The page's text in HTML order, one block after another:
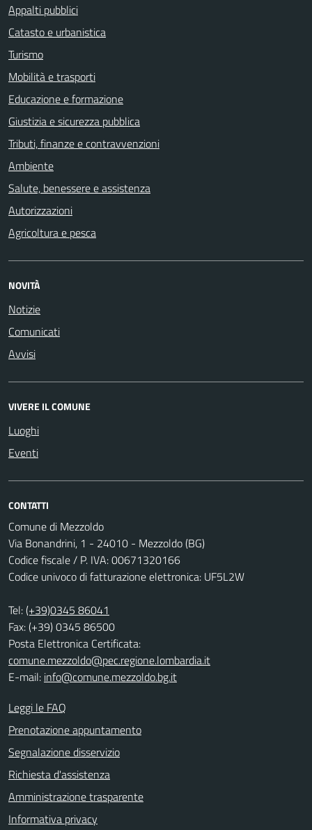
Appalti pubblici
Catasto e urbanistica
Turismo
Mobilità e trasporti
Educazione e formazione
Giustizia e sicurezza pubblica
Tributi, finanze e contravvenzioni
Ambiente
Salute, benessere e assistenza
Autorizzazioni
Agricoltura e pesca
NOVITÀ
Notizie
Comunicati
Avvisi
VIVERE IL COMUNE
Luoghi
Eventi
CONTATTI
Comune di Mezzoldo
Via Bonandrini, 1 - 24010 - Mezzoldo (BG)
Codice fiscale / P. IVA: 00671320166
Codice univoco di fatturazione elettronica: UF5L2W
Tel:(+39)0345 86041
Fax: (+39) 0345 86500
Posta Elettronica Certificata:
comune.mezzoldo@pec.regione.lombardia.it
E-mail: info@comune.mezzoldo.bg.it
Leggi le FAQ
Prenotazione appuntamento
Segnalazione disservizio
Richiesta d'assistenza
Amministrazione trasparente
Informativa privacy